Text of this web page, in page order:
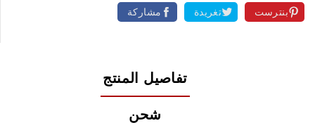
مشاركة تغريدة بنترست
تفاصيل المنتج
شحن